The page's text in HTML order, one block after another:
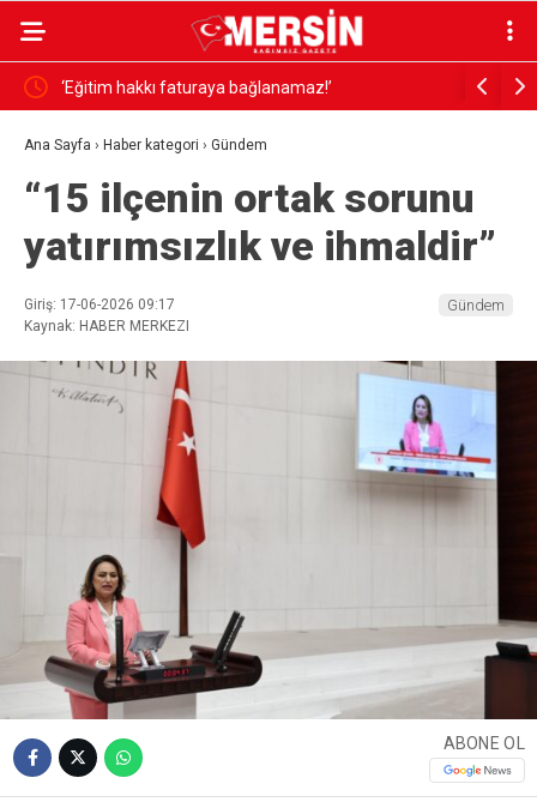
‘Eğitim hakkı faturaya bağlanamaz!’ ATIK
Ana Sayfa › Haber kategori › Gündem
“15 ilçenin ortak sorunu
yatırımsızlık ve ihmaldir”
Giriş: 17-06-2026 09:17
Kaynak: HABER MERKEZI
Gündem
ABONE OL